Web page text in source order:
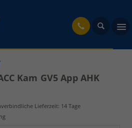
Kam GV5 App AHK
Lieferzeit: 14 Tage